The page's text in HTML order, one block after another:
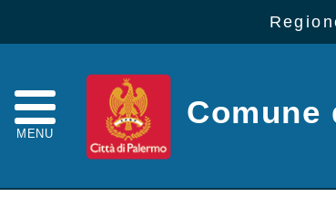
MENU
Comune